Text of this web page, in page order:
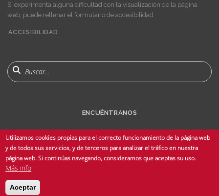
Si experimenta alguna dificultad con la visualización de la página
web, puede rellenar el formulario de accesibilidad
menu
ACCESIBILIDAD
Buscar
ENCUÉNTRANOS
© Copyright 2025 Universidad de Sevilla - Todos los derechos reservados -
Utilizamos cookies propias para el correcto funcionamiento de la página web
y de todos sus servicios, y de terceros para analizar el tráfico en nuestra
página web. Si continúas navegando, consideramos que aceptas su uso.
Más info
Aceptar